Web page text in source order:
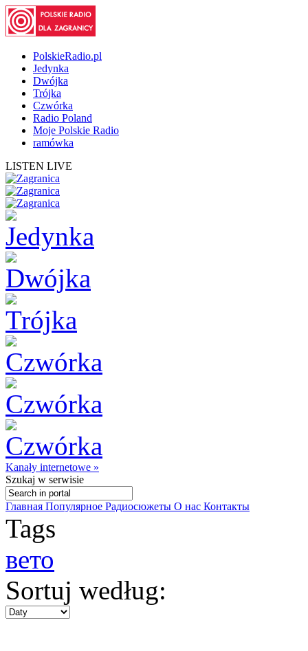
PolskieRadio.pl
Jedynka
Dwójka
Trójka
Czwórka
Radio Poland
Moje Polskie Radio
ramówka
LISTEN LIVE
Kanały internetowe »
Szukaj w serwisie
Главная Популярное Радиосюжеты О нас Контакты
Tags
вето
Sortuj według: